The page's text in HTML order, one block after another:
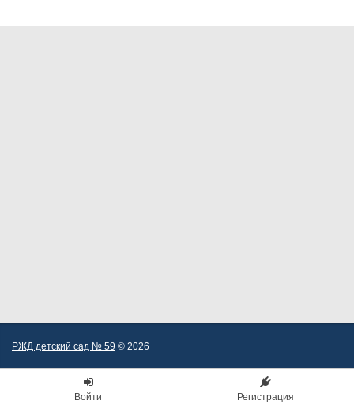
РЖД детский сад № 59 © 2026
Войти Регистрация